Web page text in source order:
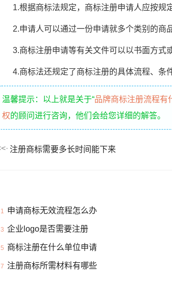
1.根据商标法规定，商标注册申请人应按规定
2.申请人可以通过一份申请就多个类别的商品
3.商标注册申请等有关文件可以以书面方式或
4.商标法还规定了商标注册的具体流程、条件
温馨提示：以上就是关于“品牌商标注册流程有
权的顾问进行咨询，他们会给您详细的解答。
注册商标需要多长时间能下来
1 申请商标无效流程怎么办
3 企业logo是否需要注册
5 商标注册在什么单位申请
7 注册商标所需材料有哪些